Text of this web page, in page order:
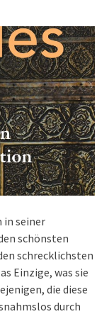
in seiner
schönsten
schrecklichsten
Einzige, was sie
die diese
durch